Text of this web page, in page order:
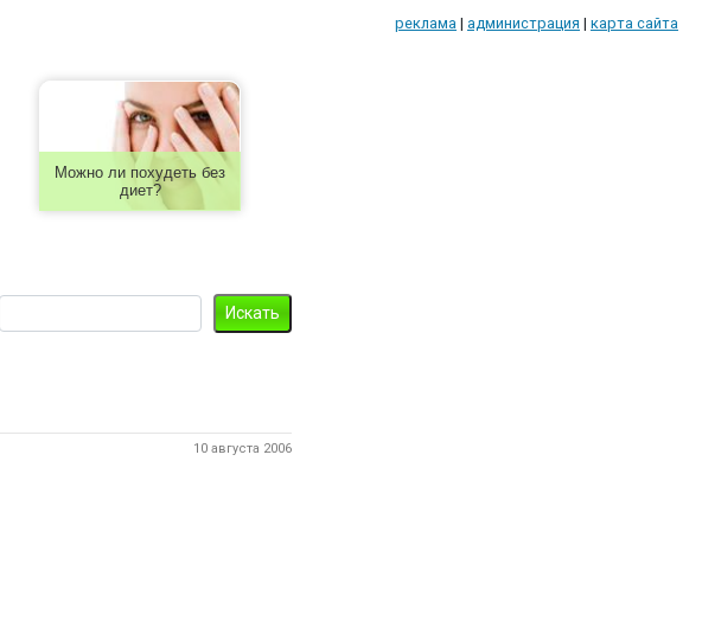
реклама | администрация | карта сайта
Можно ли похудеть без
диет?
10 августа 2006